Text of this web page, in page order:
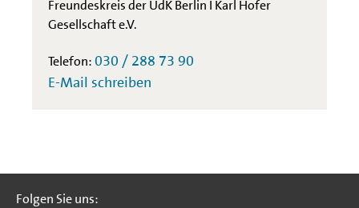
Freundeskreis der UdK Berlin I Karl Hofer
Gesellschaft e.V.
Telefon:030 / 288 73 90
E-Mail schreiben
Folgen Sie uns:
Folgen Sie uns: